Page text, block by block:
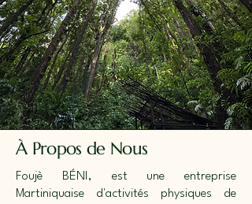
À Propos de Nous
Foujè BÉNI, est une entreprise
Martiniquaise d'activités physiques de